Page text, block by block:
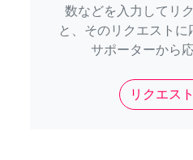
数などを入力してリ
と、そのリクエスト
サポーターから
リクエス